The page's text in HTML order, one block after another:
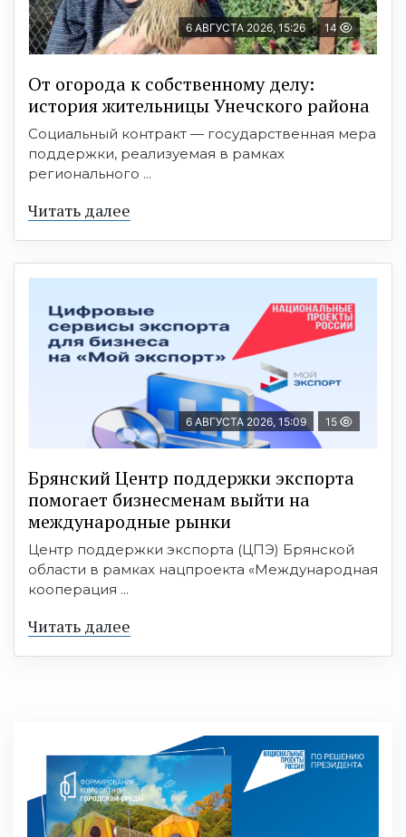
6 АВГУСТА 2026, 15:26 14
От огорода к собственному делу:
история жительницы Унечского района
Социальный контракт — государственная мера
поддержки, реализуемая в рамках
регионального ...
Читать далее
6 АВГУСТА 2026, 15:09 15
Брянский Центр поддержки экспорта
помогает бизнесменам выйти на
международные рынки
Центр поддержки экспорта (ЦПЭ) Брянской
области в рамках нацпроекта «Международная
кооперация ...
Читать далее